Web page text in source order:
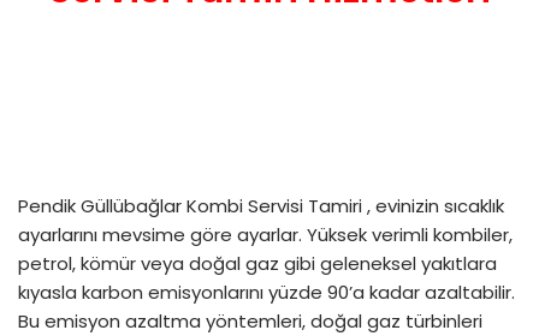
Pendik Güllübağlar Kombi Servisi Tamiri , evinizin sıcaklık
ayarlarını mevsime göre ayarlar. Yüksek verimli kombiler,
petrol, kömür veya doğal gaz gibi geleneksel yakıtlara
kıyasla karbon emisyonlarını yüzde 90’a kadar azaltabilir.
Bu emisyon azaltma yöntemleri, doğal gaz türbinleri